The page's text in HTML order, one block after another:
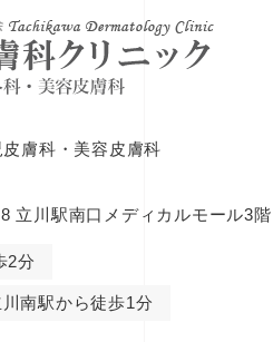
膚科・美容皮膚科
立川駅南口メディカルモール3階
2分
南駅から徒歩1分